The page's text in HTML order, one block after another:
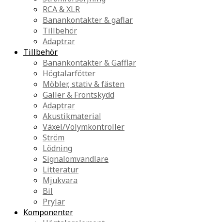
RCA & XLR
Banankontakter & gaflar
Tillbehör
Adaptrar
Tillbehör
Banankontakter & Gafflar
Högtalarfötter
Möbler, stativ & fästen
Galler & Frontskydd
Adaptrar
Akustikmaterial
Växel/Volymkontroller
Ström
Lödning
Signalomvandlare
Litteratur
Mjukvara
Bil
Prylar
Komponenter